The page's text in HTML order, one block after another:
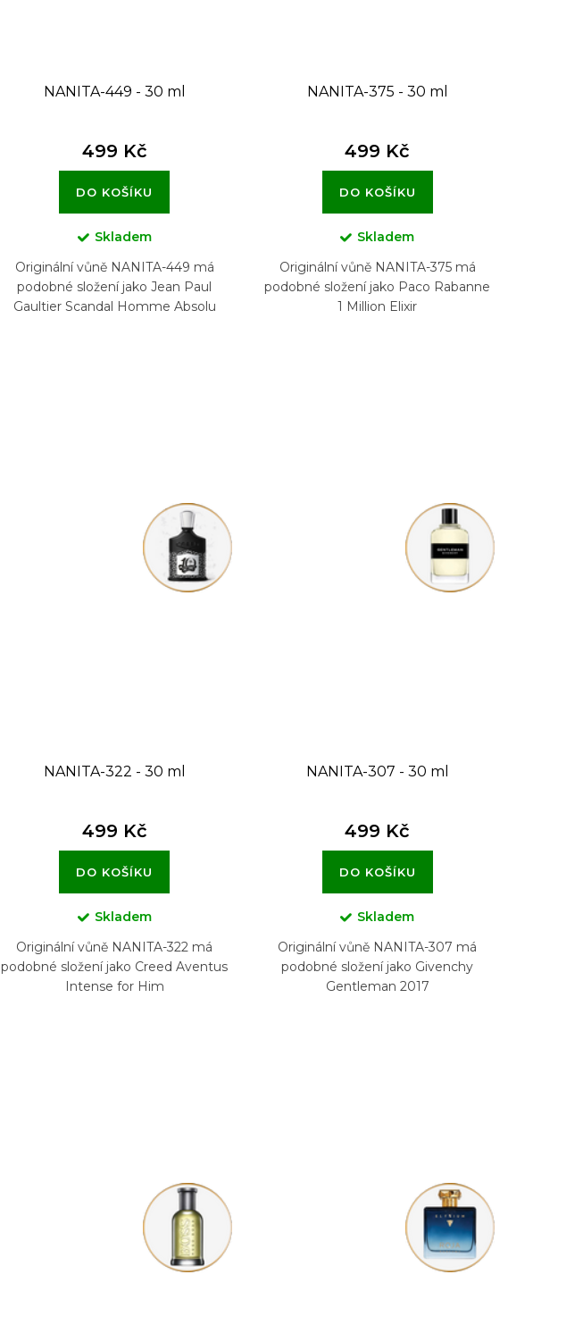
NANITA-449 - 30 ml
499 Kč
DO KOŠÍKU
Skladem
Originální vůně NANITA-449 má
podobné složení jako Jean Paul
Gaultier Scandal Homme Absolu
NANITA-375 - 30 ml
499 Kč
DO KOŠÍKU
Skladem
Originální vůně NANITA-375 má
podobné složení jako Paco Rabanne
1 Million Elixir
NANITA-322 - 30 ml
499 Kč
DO KOŠÍKU
Skladem
Originální vůně NANITA-322 má
podobné složení jako Creed Aventus
Intense for Him
NANITA-307 - 30 ml
499 Kč
DO KOŠÍKU
Skladem
Originální vůně NANITA-307 má
podobné složení jako Givenchy
Gentleman 2017